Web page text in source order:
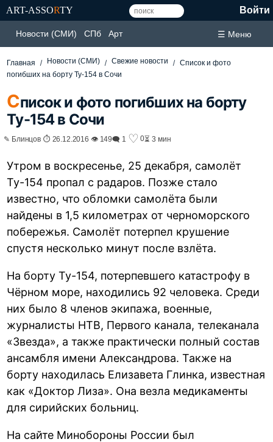
ART-ASSORTY Войти
Новости (СМИ) СПб Арт ☰ Меню
Главная Новости (СМИ) Свежие новости
Список и фото
погибших на борту Ту-154 в Сочи
Список и фото погибших на борту
Ту-154 в Сочи
✎ Блинцов ⏱ 26.12.2016 👁 149🗨 1 ♡ 0⏳ 3 мин
Утром в воскресенье, 25 декабря, самолёт
Ту-154 пропал с радаров. Позже стало
известно, что обломки самолёта были
найдены в 1,5 километрах от черноморского
побережья. Самолёт потерпел крушение
спустя несколько минут после взлёта.
На борту Ту-154, потерпевшего катастрофу в
Чёрном море, находились 92 человека. Среди
них было 8 членов экипажа, военные,
журналисты НТВ, Первого канала, телеканала
«Звезда», а также практически полный состав
ансамбля имени Александрова. Также на
борту находилась Елизавета Глинка, известная
как «Доктор Лиза». Она везла медикаменты
для сирийских больниц.
На сайте Минобороны России был